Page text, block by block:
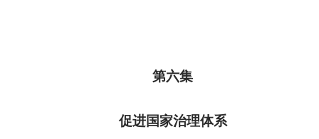
第六集
促进国家治理体系